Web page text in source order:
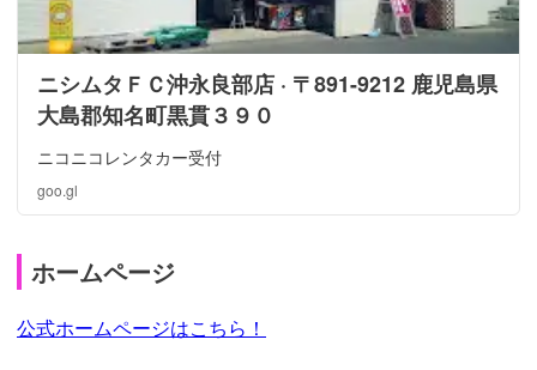
ニシムタＦＣ沖永良部店 · 〒891-9212 鹿児島県
大島郡知名町黒貫３９０
ニコニコレンタカー受付
goo.gl
ホームページ
公式ホームページはこちら！